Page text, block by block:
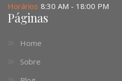
Horários 8:30 AM - 18:00 PM
Páginas
Home
Sobre